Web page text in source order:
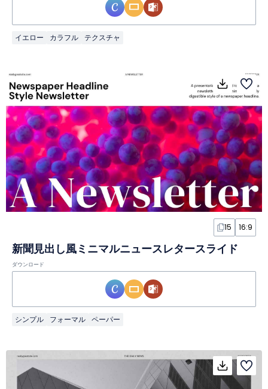
イエロー カラフル テクスチャ
15 16:9
新聞見出し風ミニマルニュースレタースライド
ダウンロード
シンプル フォーマル ペーパー